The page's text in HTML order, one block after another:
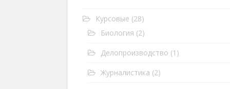
Курсовые (28)
Биология (2)
Делопроизводство (1)
Журналистика (2)